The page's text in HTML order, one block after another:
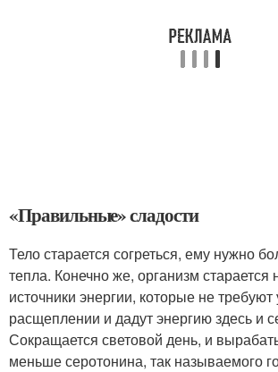
«Правильные» сладости
Тело старается согреться, ему нужно
тепла. Конечно же, организм
источники энергии, которые не требуют
расщеплении и дадут энергию здесь и
Сокращается световой день, и
меньше серотонина, так называемого